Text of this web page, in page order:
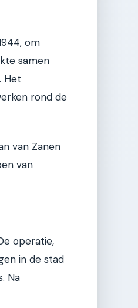
om
samen
Het
rond de
van Zanen
van
operatie,
in de stad
Na